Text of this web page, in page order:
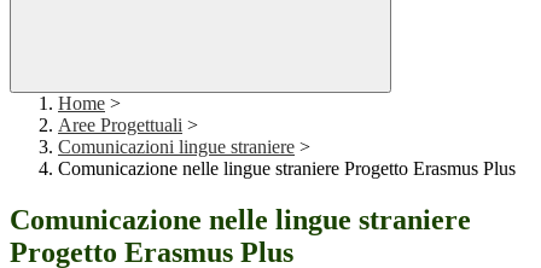
Home >
Aree Progettuali >
Comunicazioni lingue straniere >
Comunicazione nelle lingue straniere Progetto Erasmus Plus
Comunicazione nelle lingue straniere
Progetto Erasmus Plus